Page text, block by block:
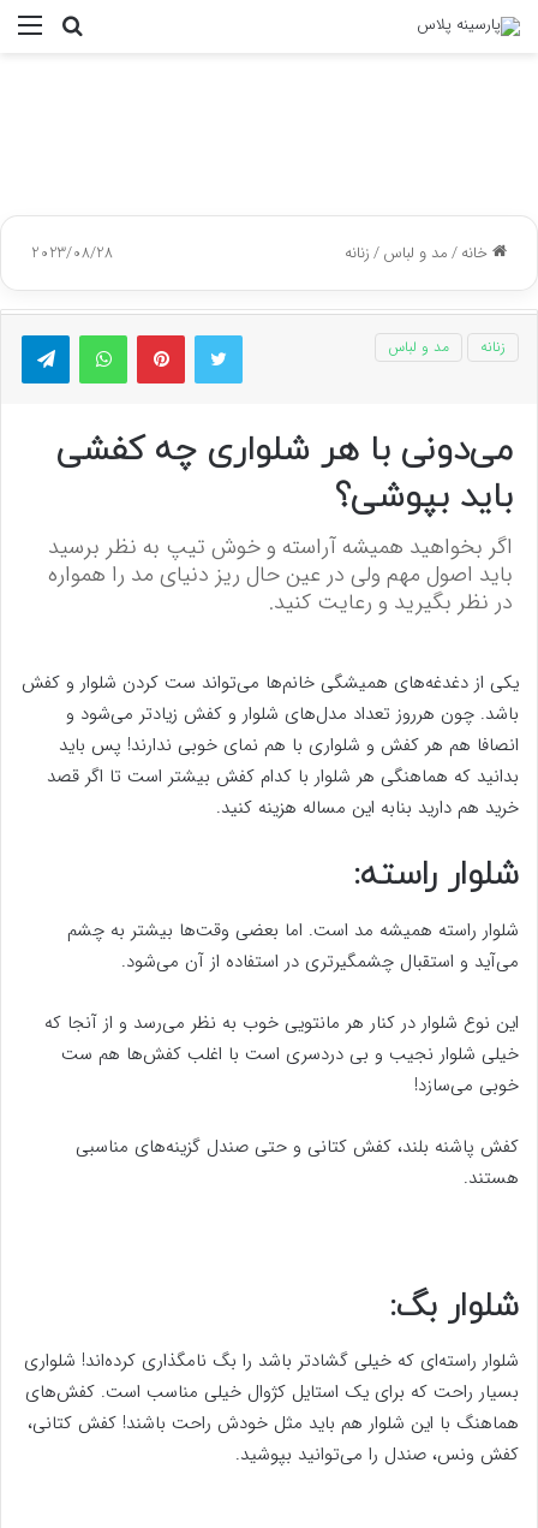
جستجو
خانه/مد و لباس/زنانه 2023/08/28
توییتر پینتریستواتس آپ
زنانه مد و لباس
می‌دونی با هر شلواری چه کفشی
باید بپوشی؟
اگر بخواهید همیشه آراسته و خوش تیپ به نظر برسید
باید اصول مهم ولی در عین حال ریز دنیای مد را همواره
در نظر بگیرید و رعایت کنید.
یکی از دغدغه‌های همیشگی خانم‌ها می‌تواند ست کردن شلوار و کفش
باشد. چون هرروز تعداد مدل‌های شلوار و کفش زیادتر می‌شود و
انصافا هم هر کفش و شلواری با هم نمای خوبی ندارند! پس باید
بدانید که هماهنگی هر شلوار با کدام کفش بیشتر است تا اگر قصد
خرید هم دارید بنابه این مساله هزینه کنید.
شلوار راسته:
شلوار راسته همیشه مد است. اما بعضی وقت‌ها بیشتر به چشم
می‌آید و استقبال چشمگیرتری در استفاده از آن می‌شود.
این نوع شلوار در کنار هر مانتویی خوب به نظر می‌رسد و از آنجا که
خیلی شلوار نجیب و بی دردسری است با اغلب کفش‌ها هم ست
خوبی می‌سازد!
کفش پاشنه بلند، کفش کتانی و حتی صندل گزینه‌های مناسبی
هستند.
شلوار بگ:
شلوار راسته‌ای که خیلی گشادتر باشد را بگ نامگذاری کرده‌اند‍! شلواری
بسیار راحت که برای یک استایل کژوال خیلی مناسب است. کفش‌های
هماهنگ با این شلوار هم باید مثل خودش راحت باشند! کفش کتانی،
کفش ونس، صندل را می‌توانید بپوشید.